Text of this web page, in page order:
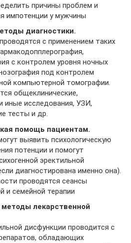
причины проблем и
импотенции у мужчины
диагностики.
с применением таких
с контролем уровня ночных
под контролем
компьютерной томографии.
общеклинические,
иные исследования, УЗИ,
тесты и др.
помощь пациентам.
выявить психологическую
потенции и помогут
эректильной
диагностирована именно она).
проводятся сеансы
и семейной терапии
лекарственной
дисфункции проводится с
обладающих